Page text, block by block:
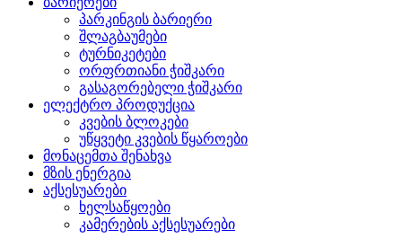
პარკინგის ბარიერი
შლაგბაუმები
ტურნიკეტები
ორფრთიანი ჭიშკარი
გასაგორებელი ჭიშკარი
ელექტრო პროდუქცია
კვების ბლოკები
უწყვეტი კვების წყაროები
მონაცემთა შენახვა
მზის ენერგია
აქსესუარები
ხელსაწყოები
კამერების აქსესუარები